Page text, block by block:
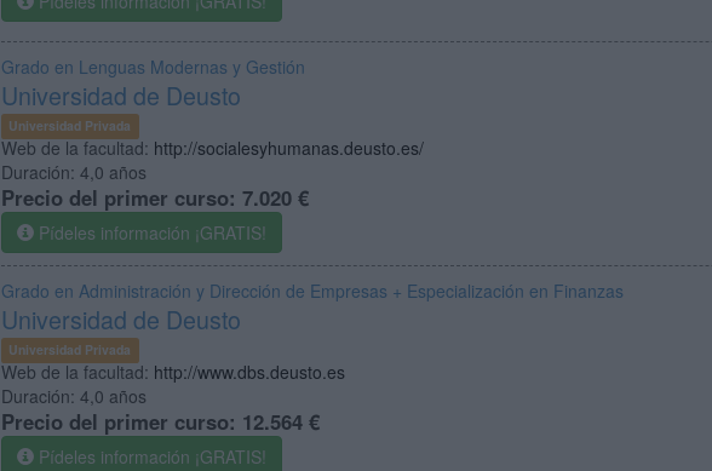
Grado en Lenguas Modernas y Gestión
Universidad de Deusto
Universidad Privada
Web de la facultad: http://socialesyhumanas.deusto.es/
Duración: 4,0 años
Precio del primer curso: 7.020 €
Pídeles información ¡GRATIS!
Grado en Administración y Dirección de Empresas + Especialización en Finanzas
Universidad de Deusto
Universidad Privada
Web de la facultad: http://www.dbs.deusto.es
Duración: 4,0 años
Precio del primer curso: 12.564 €
Pídeles información ¡GRATIS!